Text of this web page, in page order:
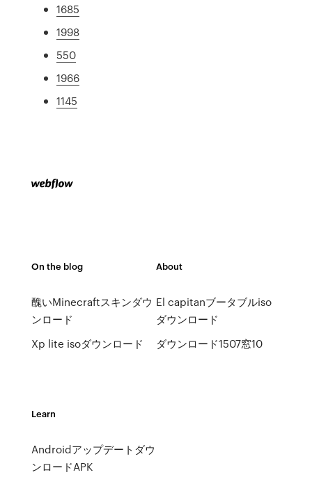
1685
1998
550
1966
1145
On the blog
醜いMinecraftスキンダウ
ンロード
Xp lite isoダウンロード
About
El capitanブータブルiso
ダウンロード
ダウンロード1507窓10
Learn
Androidアップデートダウ
ンロードAPK